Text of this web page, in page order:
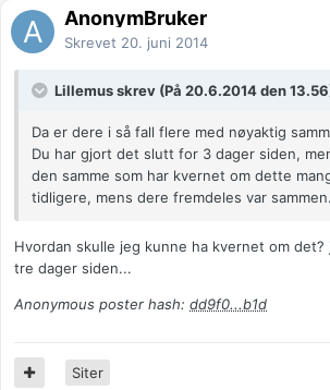
AnonymBruker
Skrevet 20. juni 2014
Lillemus skrev (På 20.6.2014 den
Da er dere i så fall flere med nøyaktig
Du har gjort det slutt for 3 dager siden,
den samme som har kvernet om dette
tidligere, mens dere fremdeles var sammen.
Hvordan skulle jeg kunne ha kvernet om
tre dager siden...
Anonymous poster hash: dd9f0...b1d
Siter